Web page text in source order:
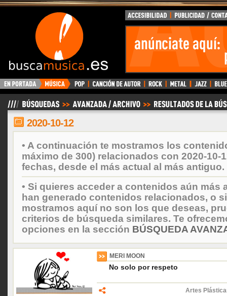
BuscaMusica.es
2020-10-12
• A continuación te mostramos los
máximo de 300) relacionados con 2020-10-
fechas, desde el más actual al más antiguo.
• Si quieres acceder a contenidos aún más
han generado contenidos relacionados, o
mostramos aquí no son los que deseas,
criterios de búsqueda similares. Te
opciones en la sección BÚSQUEDA
MERI MOON
No solo por respeto
Artes